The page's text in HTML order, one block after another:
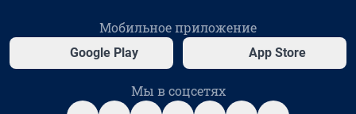
Мобильное приложение
Google Play App Store
Мы в соцсетях